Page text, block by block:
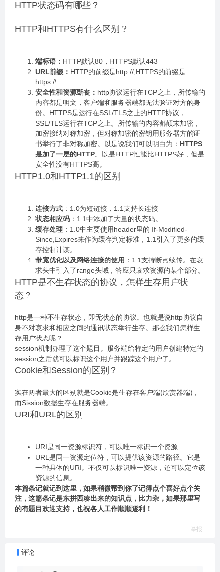
HTTP状态码有哪些？
HTTP和HTTPS有什么区别？
端标语： HTTP默认80，HTTPS默认443
URL前缀： HTTP的前缀是http://,HTTPS的前缀是
https://
安全性和资源斲丧： http协议运行在TCP之上，所传输的
内容都是明文，客户端和服务器端都无法验证对方的身
份。HTTPS是运行在SSL/TLS之上的HTTP协议，
SSL/TLS运行在TCP之上。所传输的内容都颠末加密，
加密接纳对称加密，但对称加密的密钥用服务器方的证
书举行了非对称加密。以是说我们可以明白为： HTTPS
是加了一层的HTTP。以是HTTP性能比HTTPS好，但是
安全性没有HTTPS高。
HTTP1.0和HTTP1.1的区别
连接方式 ：1.0为短链接，1.1支持长连接
状态相应码 ：1.1中添加了大量的状态码。
缓存处理 ：1.0中主要使用header里的 If-Modified-
Since,Expires来作为缓存判定标准，1.1引入了更多的缓
存控制计谋。
带宽优化以及网络连接的使用 ：1.1支持断点续传。在哀
求头中引入了range头域，答应只哀求资源的某个部分。
HTTP是不生存状态的协议，怎样生存用户状
态？
http是一种不生存状态，即无状态的协议。也就是说http协议自
身不对哀求和相应之间的通讯状态举行生存。那么我们怎样生
存用户状态呢？
session机制办理了这个题目。服务端给特定的用户创建特定的
session之后就可以标识这个用户并跟踪这个用户了。
Cookie和Session的区别？
实在两者最大的区别就是Cookie是生存在客户端(欣赏器端)，
而Sission数据生存在服务器端。
URI和URL的区别
URI是同一资源标识符，可以唯一标识一个资源
URL是同一资源定位符，可以提供该资源的路径。它是
一种具体的URI。不仅可以标识唯一资源，还可以定位该
资源的信息。
本篇条记就记到这里，如果稍微帮到你了记得点个喜好点个关
注，这篇条记是东拼西凑出来的知识点，比力杂，如果那里写
的有题目欢迎支持，也祝各人工作顺顺遂利！
举报
评论